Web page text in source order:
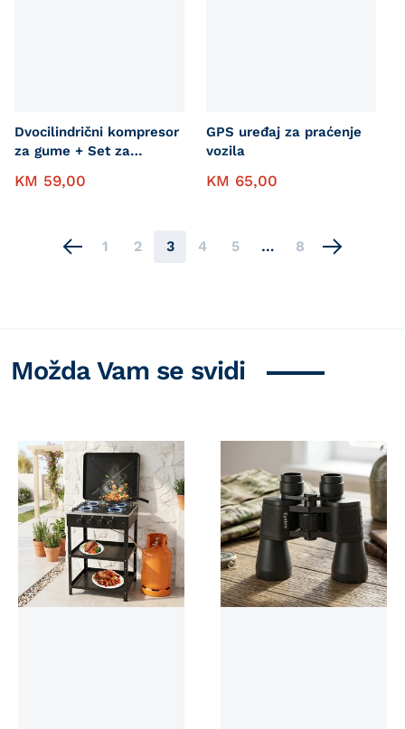
Dvocilindrični kompresor
za gume + Set za
KM 59,00
GPS uređaj za praćenje
vozila
KM 65,00
1 2 3 4 5 … 8
Možda Vam se svidi